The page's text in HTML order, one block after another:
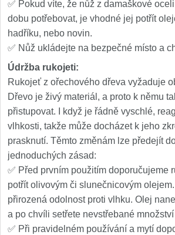
✅ Pokud víte, že nůž z damaškové
dobu potřebovat, je vhodné jej potřít
hadříku, nebo novin.
✅ Nůž ukládejte na bezpečné místo a
Údržba rukojeti:
Rukojeť z ořechového dřeva vyžaduje
Dřevo je živý materiál, a proto k němu
přistupovat. I když je řádně vyschlé,
vlhkosti, takže může docházet k jeho
prasknutí. Těmto změnám lze předejít
jednoduchých zásad:
✅ Před prvním použitím doporučujeme
potřít olivovým či slunečnicovým
přirozená odolnost proti vlhku. Olej
a po chvíli setřete nevstřebané
✅ Při pravidelném používání a mytí